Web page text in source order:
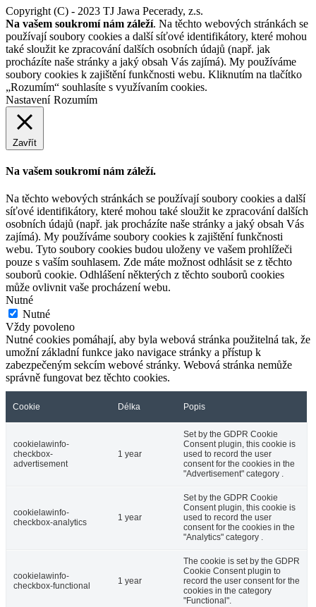
Copyright (C) - 2023 TJ Jawa Pecerady, z.s.
Na vašem soukromí nám záleží. Na těchto webových stránkách se
používají soubory cookies a další síťové identifikátory, které mohou
také sloužit ke zpracování dalších osobních údajů (např. jak
procházíte naše stránky a jaký obsah Vás zajímá). My používáme
soubory cookies k zajištění funkčnosti webu. Kliknutím na tlačítko
„Rozumím“ souhlasíte s využívaním cookies.
Nastavení Rozumím
Zavřít
Na vašem soukromí nám záleží.
Na těchto webových stránkách se používají soubory cookies a další
síťové identifikátory, které mohou také sloužit ke zpracování dalších
osobních údajů (např. jak procházíte naše stránky a jaký obsah Vás
zajímá). My používáme soubory cookies k zajištění funkčnosti
webu. Tyto soubory cookies budou uloženy ve vašem prohlížeči
pouze s vaším souhlasem. Zde máte možnost odhlásit se z těchto
souborů cookie. Odhlášení některých z těchto souborů cookies
může ovlivnit vaše procházení webu.
Nutné
Nutné
Vždy povoleno
Nutné cookies pomáhají, aby byla webová stránka použitelná tak, že
umožní základní funkce jako navigace stránky a přístup k
zabezpečeným sekcím webové stránky. Webová stránka nemůže
správně fungovat bez těchto cookies.
Cookie Délka Popis
cookielawinfo-
checkbox-
advertisement
1 year
Set by the GDPR Cookie
Consent plugin, this cookie is
used to record the user
consent for the cookies in the
"Advertisement" category .
cookielawinfo-
checkbox-analytics
1 year
Set by the GDPR Cookie
Consent plugin, this cookie is
used to record the user
consent for the cookies in the
"Analytics" category .
cookielawinfo-
checkbox-functional
1 year
The cookie is set by the GDPR
Cookie Consent plugin to
record the user consent for the
cookies in the category
"Functional".